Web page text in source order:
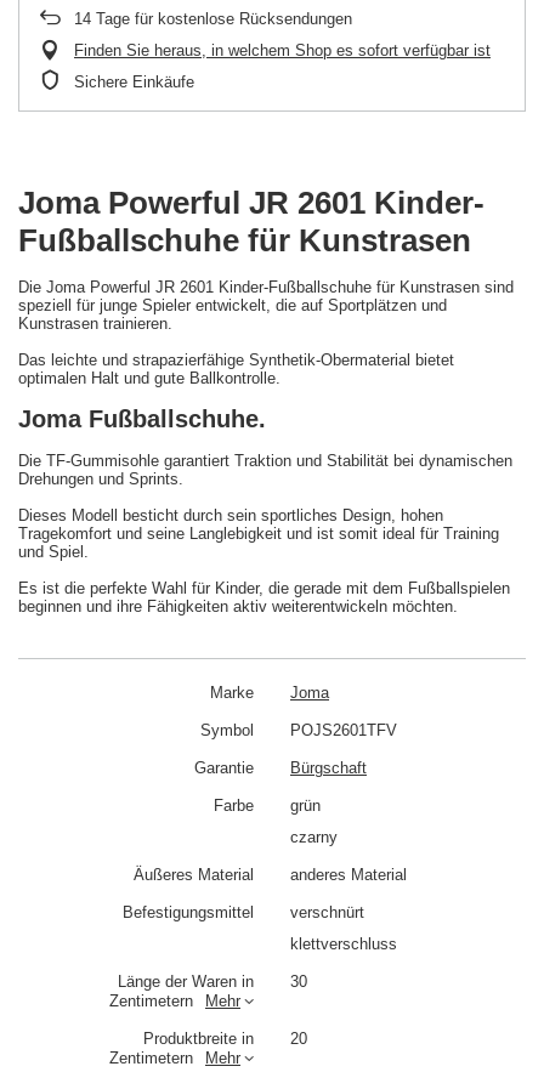
14 Tage für kostenlose Rücksendungen
Finden Sie heraus, in welchem Shop es sofort verfügbar ist
Sichere Einkäufe
Joma Powerful JR 2601 Kinder-
Fußballschuhe für Kunstrasen
Die Joma Powerful JR 2601 Kinder-Fußballschuhe für Kunstrasen sind
speziell für junge Spieler entwickelt, die auf Sportplätzen und
Kunstrasen trainieren.
Das leichte und strapazierfähige Synthetik-Obermaterial bietet
optimalen Halt und gute Ballkontrolle.
Joma Fußballschuhe.
Die TF-Gummisohle garantiert Traktion und Stabilität bei dynamischen
Drehungen und Sprints.
Dieses Modell besticht durch sein sportliches Design, hohen
Tragekomfort und seine Langlebigkeit und ist somit ideal für Training
und Spiel.
Es ist die perfekte Wahl für Kinder, die gerade mit dem Fußballspielen
beginnen und ihre Fähigkeiten aktiv weiterentwickeln möchten.
Marke Joma
Symbol POJS2601TFV
Garantie Bürgschaft
Farbe
grün
czarny
Äußeres Material anderes Material
Befestigungsmittel
verschnürt
klettverschluss
Länge der Waren in
Zentimetern
Mehr
30
Produktbreite in
Zentimetern
Mehr
20